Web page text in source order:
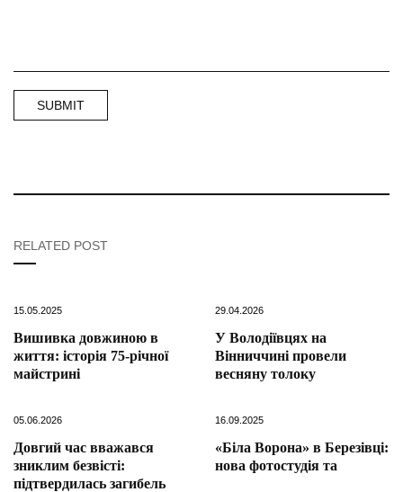
RELATED POST
15.05.2025
Вишивка довжиною в
життя: історія 75-річної
майстрині
29.04.2026
У Володіївцях на
Вінниччині провели
весняну толоку
05.06.2026
Довгий час вважався
зниклим безвісті:
підтвердилась загибель
16.09.2025
«Біла Ворона» в Березівці:
нова фотостудія та